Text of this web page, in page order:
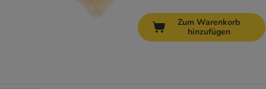
Zum Warenkorb
hinzufügen